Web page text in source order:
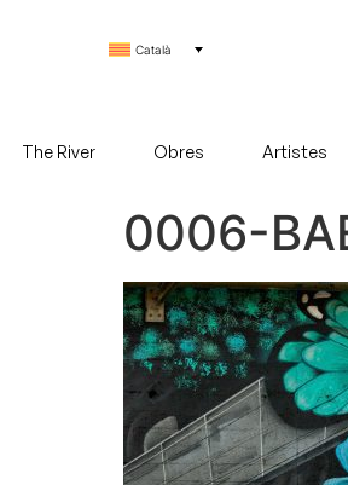
Català
The River Obres Artistes
0006-